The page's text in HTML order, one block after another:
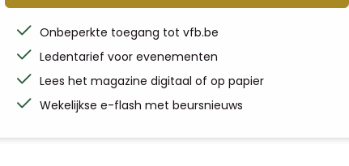
Onbeperkte toegang tot vfb.be
Ledentarief voor evenementen
Lees het magazine digitaal of op papier
Wekelijkse e-flash met beursnieuws